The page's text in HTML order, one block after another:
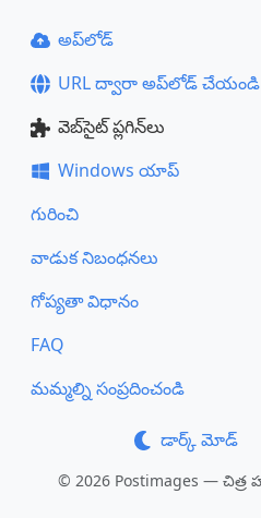
అప్‌లోడ్
URL ద్వారా అప్‌లోడ్ చేయండి
వెబ్‌సైట్ ప్లగిన్‌లు
Windows యాప్
గురించి
వాడుక నిబంధనలు
గోప్యతా విధానం
FAQ
మమ్మల్ని సంప్రదించండి
డార్క్ మోడ్
© 2026 Postimages — చిత్ర